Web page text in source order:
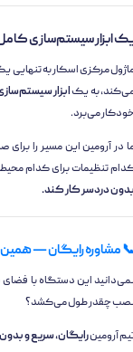
ابزار سیستم‌سازی
مرکزی اسکار به تنهایی
به یکابزار
می‌برد.
در آرومین این مسیر را
تنظیمات برای کدام
دردسر کار کند.
مشاوره رایگان —
این دستگاه با
چقدر طول می‌کشد؟
آرومینرایگان، سریع و